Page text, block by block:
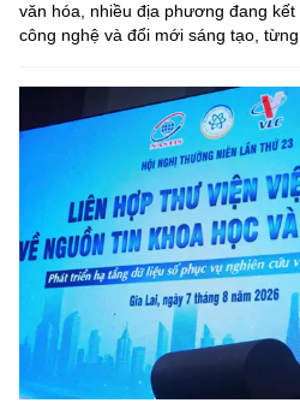
văn hóa, nhiều địa phương đang
công nghệ và đổi mới sáng tạo,